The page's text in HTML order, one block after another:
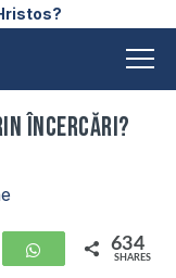
încercări?
WhatsApp
634
SHARES